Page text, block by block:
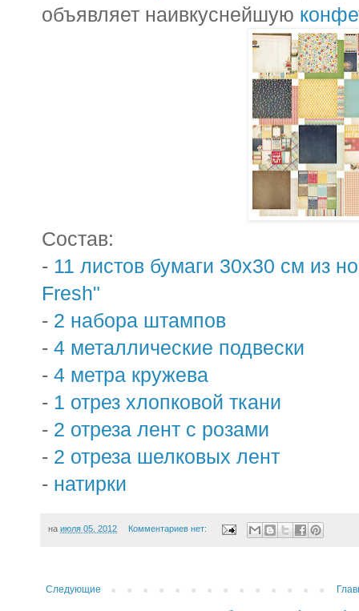
объявляет наивкуснейшую
Состав:
- 11 листов бумаги 30х30 см из
Fresh"
- 2 набора штампов
- 4 металлические подвески
- 4 метра кружева
- 1 отрез хлопковой ткани
- 2 отреза лент с розами
- 2 отреза шелковых лент
- натирки
на июля 05, 2012 Комментариев нет:
Следующие